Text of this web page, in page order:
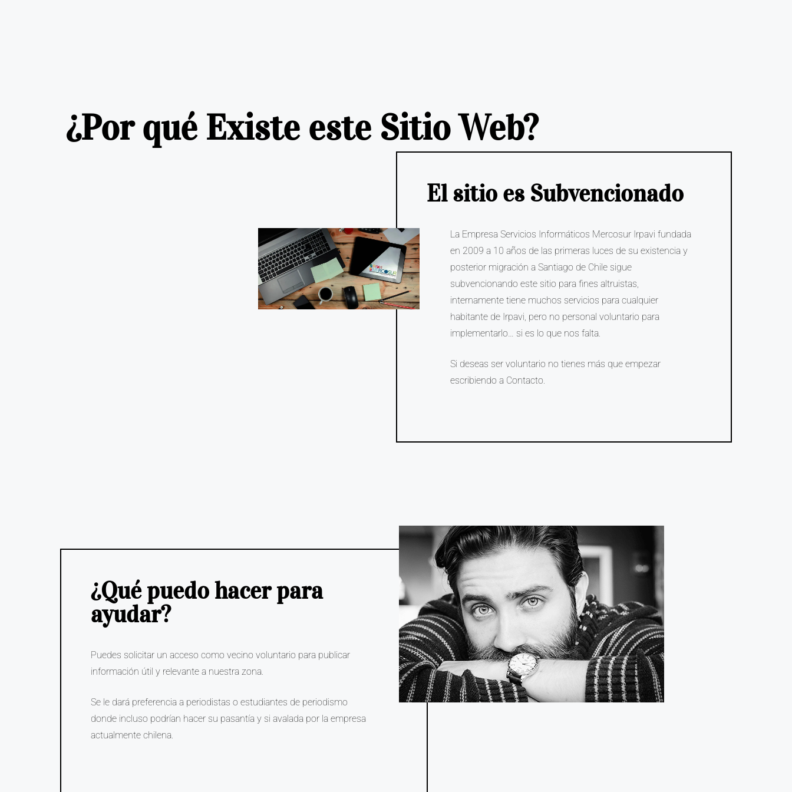
¿Por qué Existe este Sitio Web?
El sitio es Subvencionado
La Empresa Servicios Informáticos Mercosur Irpavi fundada
en 2009 a 10 años de las primeras luces de su existencia y
posterior migración a Santiago de Chile sigue
subvencionando este sitio para fines altruistas,
internamente tiene muchos servicios para cualquier
habitante de Irpavi, pero no personal voluntario para
implementarlo… si es lo que nos falta.
Si deseas ser voluntario no tienes más que empezar
escribiendo a Contacto.
¿Qué puedo hacer para
ayudar?
Puedes solicitar un acceso como vecino voluntario para publicar
información útil y relevante a nuestra zona.
Se le dará preferencia a periodistas o estudiantes de periodismo
donde incluso podrían hacer su pasantía y si avalada por la empresa
actualmente chilena.